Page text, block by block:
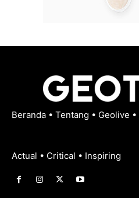
Beranda • Tentang • Geolive •
Actual • Critical • Inspiring